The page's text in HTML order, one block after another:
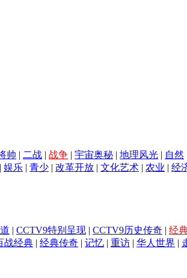
帅 | 二战 | 战争 | 宇宙奥秘 | 地理风光 | 自然
| 娱乐 | 青少 | 改革开放 | 文化艺术 | 农业 | 经
| CCTV9特别呈现 | CCTV9历史传奇 | 经
战经典 | 经典传奇 | 记忆 | 重访 | 华人世界 |